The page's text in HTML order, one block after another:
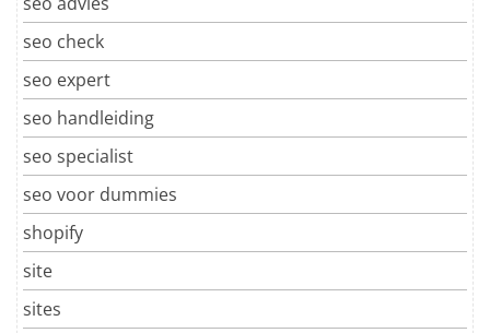
seo check
seo expert
seo handleiding
seo specialist
seo voor dummies
shopify
site
sites